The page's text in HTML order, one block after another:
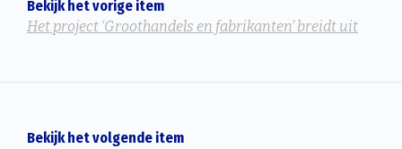
Bekijk het vorige item
Het project ‘Groothandels en fabrikanten’ breidt uit
Bekijk het volgende item